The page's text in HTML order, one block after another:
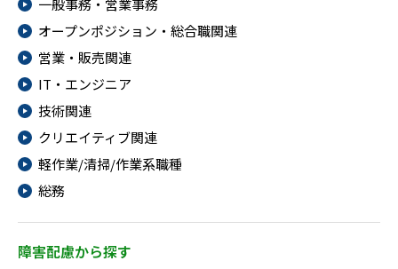
一般事務・営業事務
オープンポジション・総合職関連
営業・販売関連
IT・エンジニア
技術関連
クリエイティブ関連
軽作業/清掃/作業系職種
総務
障害配慮から探す